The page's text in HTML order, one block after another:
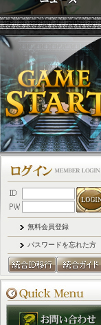
無料会員登録
パスワードを忘れた方